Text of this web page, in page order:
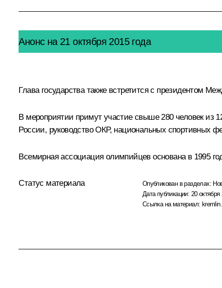
Анонс на 21 октября 2015 года
Глава государства также встретится с президентом
В мероприятии примут участие свыше 280 человек из
России, руководство ОКР, национальных спортивных
Всемирная ассоциация олимпийцев основана в 1995
Статус материала Опубликован в разделах:
Дата публикации: 20
Ссылка на материал: